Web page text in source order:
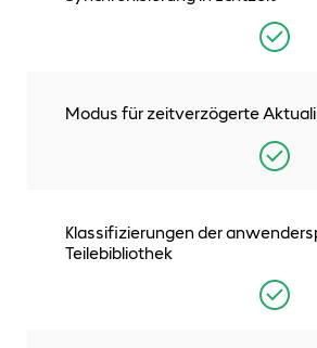
Modus für zeitverzögerte
Klassifizierungen der
Teilebibliothek